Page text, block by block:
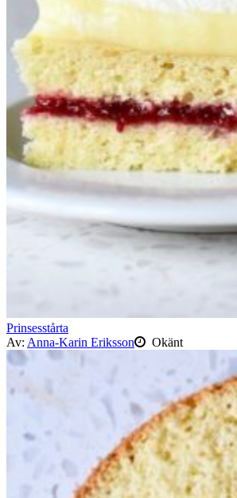
Prinsesstårta
Av: Anna-Karin Eriksson Okänt